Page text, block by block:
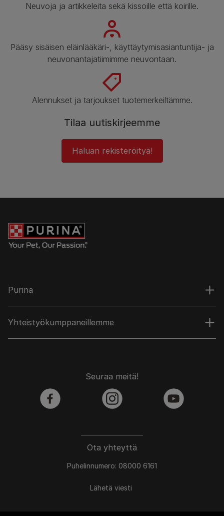
Neuvoja ja artikkeleita sekä kissoille että koirille.
Pääsy sisäisen eläinlääkäri-, käyttäytymisasiantuntija- ja
neuvonantajatiimimme neuvontaan.
Alennukset ja tarjoukset tuotemerkeiltämme.
Tilaa uutiskirjeemme
Haluan rekisteröityä!
Purina
Yhteistyökumppaneillemme
Ota yhteyttä
Puhelinnumero: 08000 6161
Lähetä viesti
Seuraa meitä!
facebook instagram youtube